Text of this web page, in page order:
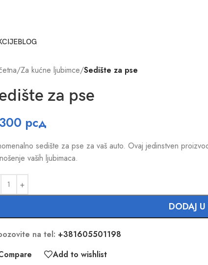
BLOG
/Za kućne ljubimce/Sedište za pse
za pse
рсд
sedište za pse za vaš auto. Ovaj jedinstven
vaših ljubimaca.
DODAJ
na tel: +381605501198
Add to wishlist